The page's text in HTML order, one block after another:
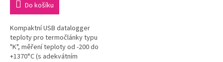
Do košíku
Kompaktní USB datalogger
teploty pro termočlánky typu
"K", měření teploty od -200 do
+1370°C (s adekvátním